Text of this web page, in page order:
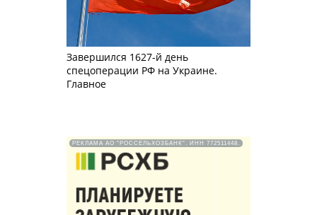
Завершился 1627-й день
спецоперации РФ на Украине.
Главное
РЕКЛАМА АО "РОССЕЛЬХОЗБАНК". ИНН 772511448.